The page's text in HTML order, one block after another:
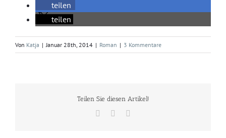
teilen
teilen
Von Katja | Januar 28th, 2014 | Roman | 3 Kommentare
Teilen Sie diesen Artikel!
Facebook
Twitter